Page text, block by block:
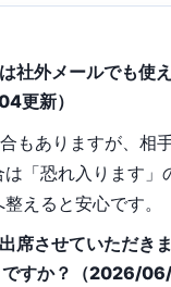
社外メールでも使
更新）
もありますが、相
「恐れ入ります」
えると安心です。
席させていただき
ですか？（2026/06/